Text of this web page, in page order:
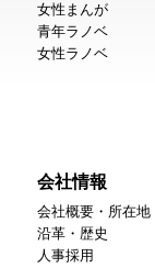
女性まんが
青年ラノベ
女性ラノベ
会社情報
会社概要・所在地
沿革・歴史
人事採用